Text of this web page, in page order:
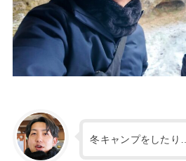
冬キャンプをしたり…